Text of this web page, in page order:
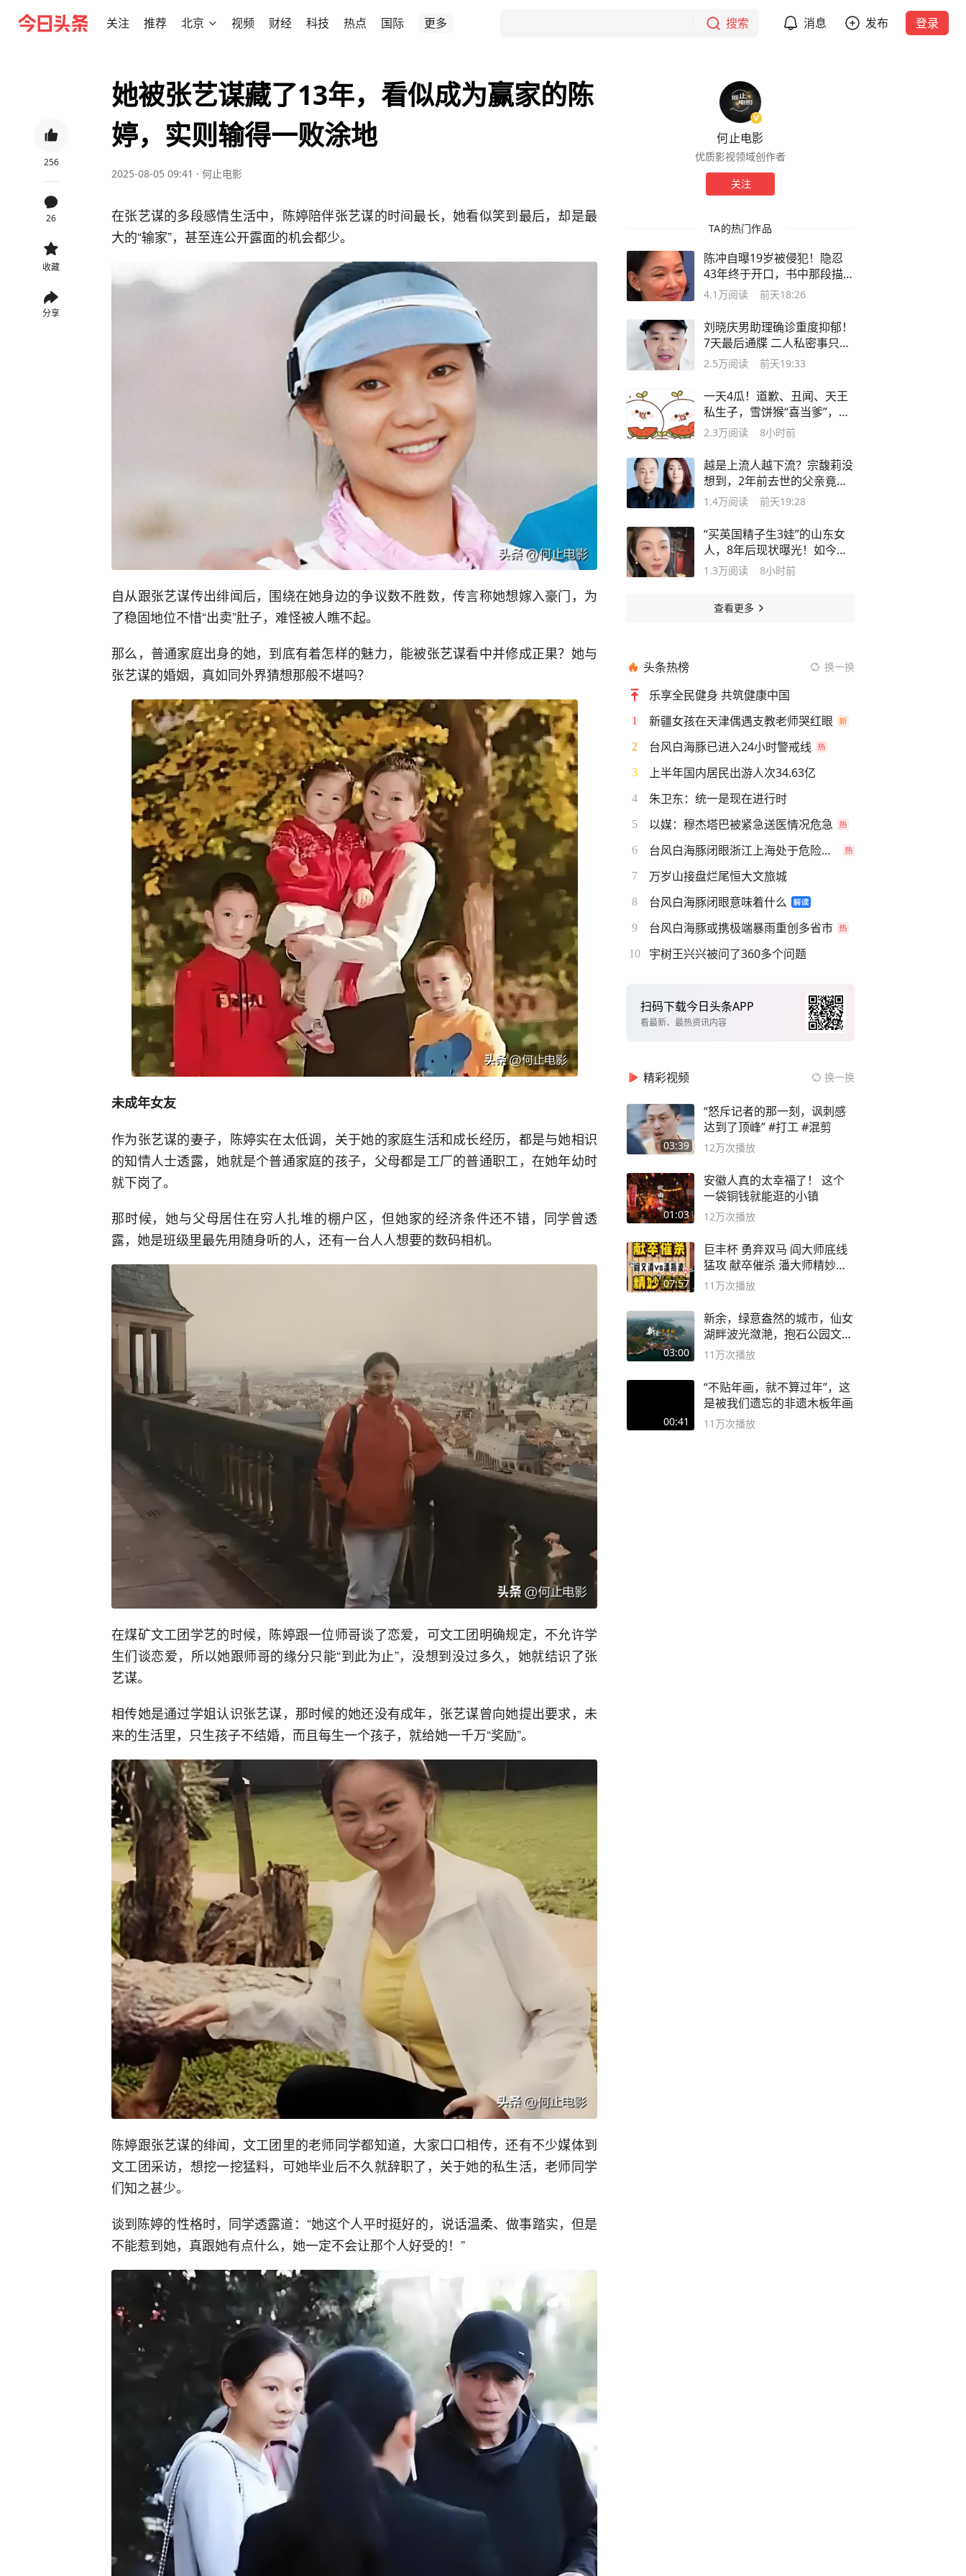
关注 推荐 北京 视频 财经 科技 热点 国际 更多 搜索 消息 发布 登录
256
26
收藏
分享
她被张艺谋藏了13年，看似成为赢家的陈
婷，实则输得一败涂地
2025-08-05 09:41 · 何止电影
在张艺谋的多段感情生活中，陈婷陪伴张艺谋的时间最长，她看似笑到最后，却是最
大的“输家”，甚至连公开露面的机会都少。
自从跟张艺谋传出绯闻后，围绕在她身边的争议数不胜数，传言称她想嫁入豪门，为
了稳固地位不惜“出卖”肚子，难怪被人瞧不起。
那么，普通家庭出身的她，到底有着怎样的魅力，能被张艺谋看中并修成正果？她与
张艺谋的婚姻，真如同外界猜想那般不堪吗？
未成年女友
作为张艺谋的妻子，陈婷实在太低调，关于她的家庭生活和成长经历，都是与她相识
的知情人士透露，她就是个普通家庭的孩子，父母都是工厂的普通职工，在她年幼时
就下岗了。
那时候，她与父母居住在穷人扎堆的棚户区，但她家的经济条件还不错，同学曾透
露，她是班级里最先用随身听的人，还有一台人人想要的数码相机。
在煤矿文工团学艺的时候，陈婷跟一位师哥谈了恋爱，可文工团明确规定，不允许学
生们谈恋爱，所以她跟师哥的缘分只能“到此为止”，没想到没过多久，她就结识了张
艺谋。
相传她是通过学姐认识张艺谋，那时候的她还没有成年，张艺谋曾向她提出要求，未
来的生活里，只生孩子不结婚，而且每生一个孩子，就给她一千万“奖励”。
陈婷跟张艺谋的绯闻，文工团里的老师同学都知道，大家口口相传，还有不少媒体到
文工团采访，想挖一挖猛料，可她毕业后不久就辞职了，关于她的私生活，老师同学
们知之甚少。
谈到陈婷的性格时，同学透露道：“她这个人平时挺好的，说话温柔、做事踏实，但是
不能惹到她，真跟她有点什么，她一定不会让那个人好受的！”
何止电影
优质影视领域创作者
关注
TA的热门作品
陈冲自曝19岁被侵犯！隐忍
43年终于开口，书中那段描写
信息量太大
4.1万阅读 前天18:26
刘晓庆男助理确诊重度抑郁！
7天最后通牒 二人私密事只是
冰山一角
2.5万阅读 前天19:33
一天4瓜！道歉、丑闻、天王
私生子，雪饼猴“喜当爹”，个
个离谱
2.3万阅读 8小时前
越是上流人越下流？宗馥莉没
想到，2年前去世的父亲竟摆
了她一道
1.4万阅读 前天19:28
“买英国精子生3娃”的山东女
人，8年后现状曝光！如今她
后悔不？
1.3万阅读 8小时前
查看更多
头条热榜 换一换
乐享全民健身 共筑健康中国
1 新疆女孩在天津偶遇支教老师哭红眼
2 台风白海豚已进入24小时警戒线
3 上半年国内居民出游人次34.63亿
4 朱卫东：统一是现在进行时
5 以媒：穆杰塔巴被紧急送医情况危急
6 台风白海豚闭眼浙江上海处于危险半圆
7 万岁山接盘烂尾恒大文旅城
8 台风白海豚闭眼意味着什么
9 台风白海豚或携极端暴雨重创多省市
10 宇树王兴兴被问了360多个问题
扫码下载今日头条APP
看最新、最热资讯内容
精彩视频 换一换
03:39
“怒斥记者的那一刻，讽刺感
达到了顶峰” #打工 #混剪
12万次播放
01:03
安徽人真的太幸福了！ 这个
一袋铜钱就能逛的小镇
12万次播放
07:57
巨丰杯 勇弃双马 阎大师底线
猛攻 献卒催杀 潘大师精妙入
局
11万次播放
03:00
新余，绿意盎然的城市，仙女
湖畔波光潋滟，抱石公园文化
深邃……
11万次播放
00:41
“不贴年画，就不算过年”，这
是被我们遗忘的非遗木板年画
11万次播放